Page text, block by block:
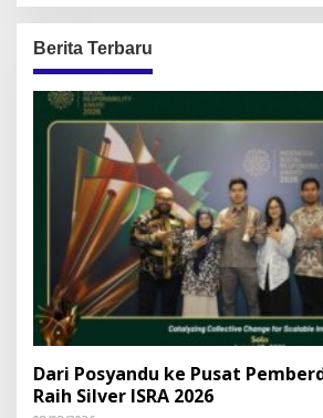
Berita Terbaru
Dari Posyandu ke Pusat
Raih Silver ISRA 2026